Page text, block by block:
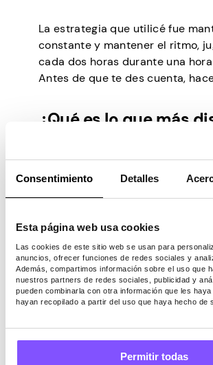
Consentimiento Detalles
Esta página web usa cookies
Las cookies de este sitio web se usan para
anuncios, ofrecer funciones de redes sociales y
Además, compartimos información sobre el uso que
nuestros partners de redes sociales, publicidad y
pueden combinarla con otra información que les
hayan recopilado a partir del uso que haya hecho de
Permitir todas
La estrategia que utilicé fue
constante y mantener el ritmo,
cada dos horas durante una
Antes de que te des cuenta,
¿Qué es lo que más
de Pawns.app y por
Una de las cosas que más me
aplicación es que el seguimiento
y recibir un pago por los niveles
completo.
Si pudieras sentarte
equipo de Pawns.app
tomar un café, ¿qué
dirías o nos